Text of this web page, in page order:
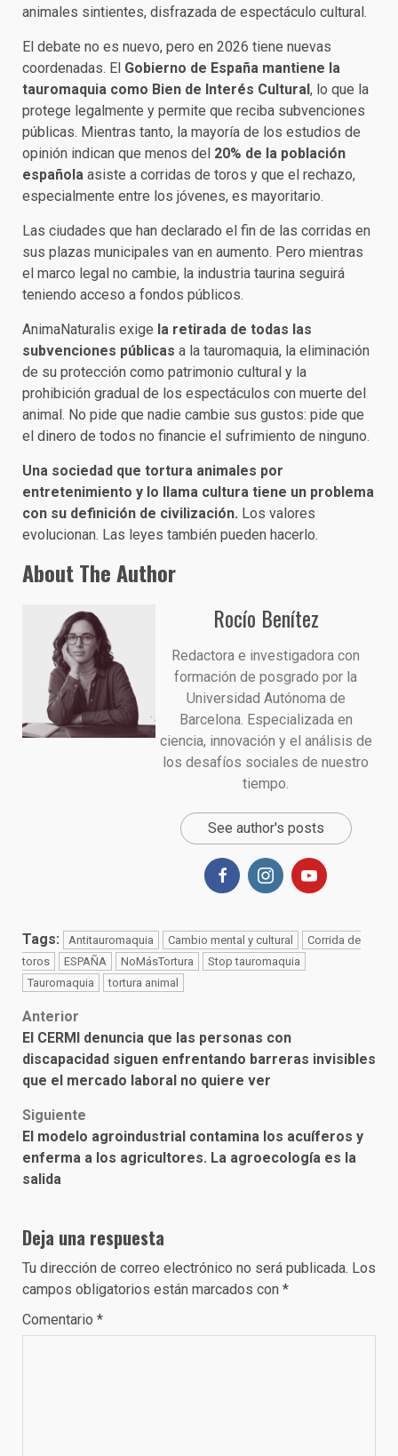
animales sintientes, disfrazada de espectáculo cultural.
El debate no es nuevo, pero en 2026 tiene nuevas
coordenadas. El Gobierno de España mantiene la
tauromaquia como Bien de Interés Cultural, lo que la
protege legalmente y permite que reciba subvenciones
públicas. Mientras tanto, la mayoría de los estudios de
opinión indican que menos del 20% de la población
española asiste a corridas de toros y que el rechazo,
especialmente entre los jóvenes, es mayoritario.
Las ciudades que han declarado el fin de las corridas en
sus plazas municipales van en aumento. Pero mientras
el marco legal no cambie, la industria taurina seguirá
teniendo acceso a fondos públicos.
AnimaNaturalis exige la retirada de todas las
subvenciones públicas a la tauromaquia, la eliminación
de su protección como patrimonio cultural y la
prohibición gradual de los espectáculos con muerte del
animal. No pide que nadie cambie sus gustos: pide que
el dinero de todos no financie el sufrimiento de ninguno.
Una sociedad que tortura animales por
entretenimiento y lo llama cultura tiene un problema
con su definición de civilización. Los valores
evolucionan. Las leyes también pueden hacerlo.
About The Author
Rocío Benítez
Redactora e investigadora con
formación de posgrado por la
Universidad Autónoma de
Barcelona. Especializada en
ciencia, innovación y el análisis de
los desafíos sociales de nuestro
tiempo.
See author's posts
Tags: Antitauromaquia Cambio mental y cultural
Corrida de
toros
ESPAÑA NoMásTortura
Stop tauromaquia
Tauromaquia
tortura animal
Post
navigation
Anterior
El CERMI denuncia que las personas con
discapacidad siguen enfrentando barreras invisibles
que el mercado laboral no quiere ver
Siguiente
El modelo agroindustrial contamina los acuíferos y
enferma a los agricultores. La agroecología es la
salida
Deja una respuesta
Tu dirección de correo electrónico no será publicada. Los
campos obligatorios están marcados con *
Comentario *